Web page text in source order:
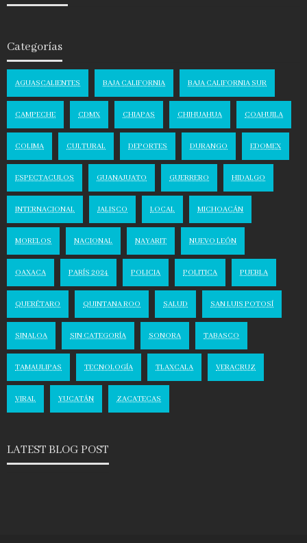
Categorías
AGUASCALIENTES BAJA CALIFORNIA BAJA CALIFORNIA SUR
CAMPECHE CDMX CHIAPAS CHIHUAHUA COAHUILA
COLIMA CULTURAL DEPORTES DURANGO EDOMEX
ESPECTACULOS GUANAJUATO GUERRERO HIDALGO
INTERNACIONAL JALISCO LOCAL MICHOACÁN
MORELOS NACIONAL NAYARIT NUEVO LEÓN
OAXACA PARÍS 2024 POLICIA POLITICA PUEBLA
QUERÉTARO QUINTANA ROO SALUD SAN LUIS POTOSÍ
SINALOA SIN CATEGORÍA SONORA TABASCO
TAMAULIPAS TECNOLOGÍA TLAXCALA VERACRUZ
VIRAL YUCATÁN ZACATECAS
LATEST BLOG POST